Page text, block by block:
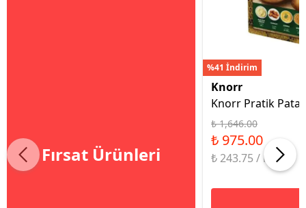
Fırsat Ürünleri
%41 İndirim
Knorr
Knorr Pratik
₺ 1,646.00
₺ 975.00
₺ 243.75 / kg